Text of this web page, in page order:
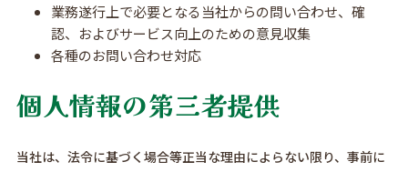
業務遂行上で必要となる当社からの問い合わせ、確
認、およびサービス向上のための意見収集
各種のお問い合わせ対応
個人情報の第三者提供
当社は、法令に基づく場合等正当な理由によらない限り、事前に